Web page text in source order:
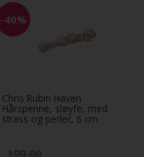
-40%
Chris Rubin Haven
Hårspenne, sløyfe, med
strass og perler, 6 cm